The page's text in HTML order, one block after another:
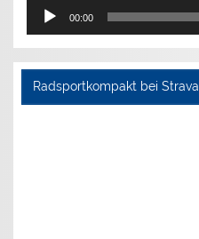
00:00
Radsportkompakt bei Strava